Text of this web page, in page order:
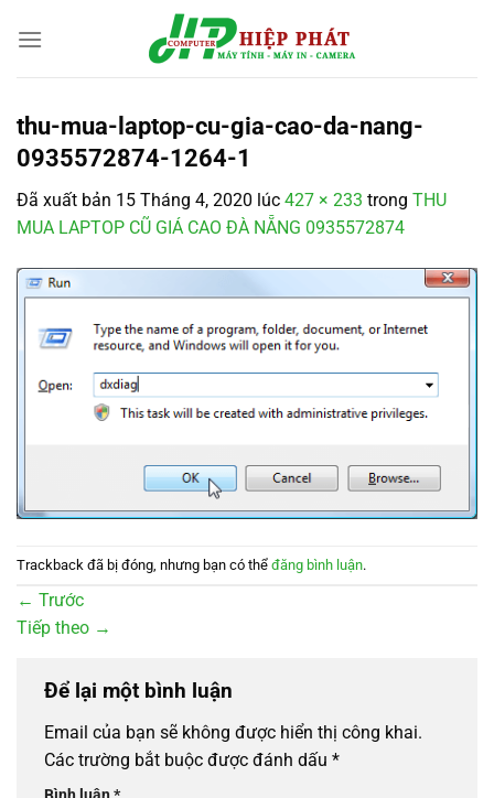
đến
thu-mua-laptop-cu-gia-cao-da-nang-
0935572874-1264-1
Đã xuất bản 15 Tháng 4, 2020 lúc 427 × 233 trong THU
MUA LAPTOP CŨ GIÁ CAO ĐÀ NẴNG 0935572874
Trackback đã bị đóng, nhưng bạn có thể đăng bình luận.
← Trước
Tiếp theo →
Để lại một bình luận
Email của bạn sẽ không được hiển thị công khai.
Các trường bắt buộc được đánh dấu *